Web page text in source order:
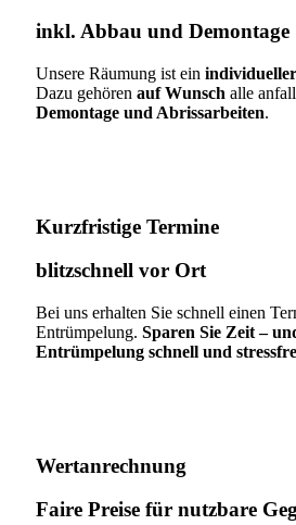
inkl. Abbau und Demontage​
Unsere Räumung ist ein individueller
Dazu gehören auf Wunsch alle
Demontage und Abrissarbeiten.
Kurzfristige Termine​
blitzschnell vor Ort
Bei uns erhalten Sie schnell einen
Entrümpelung. Sparen Sie Zeit –
Entrümpelung schnell und
Wertanrechnung
Faire Preise für nutzbare